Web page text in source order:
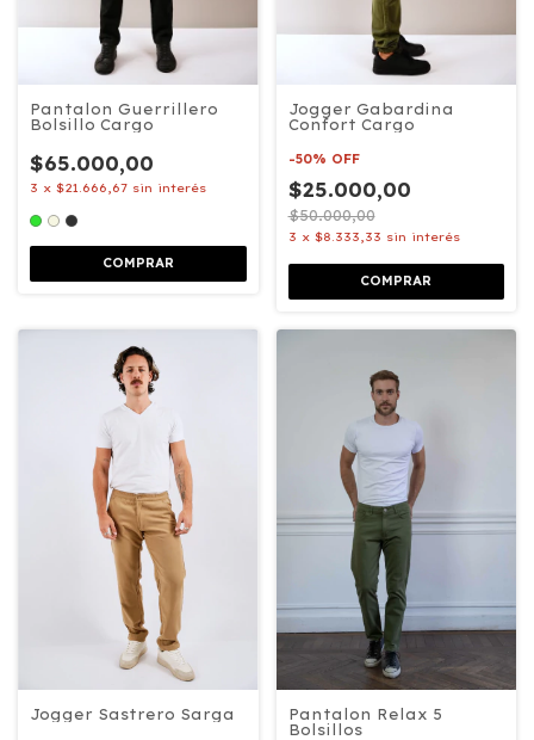
Pantalon Guerrillero
Bolsillo Cargo
$65.000,00
3 x $21.666,67 sin interés
COMPRAR
Jogger Gabardina
Confort Cargo
-50% OFF
$25.000,00
$50.000,00
3 x $8.333,33 sin interés
COMPRAR
Jogger Sastrero Sarga
Pantalon Relax 5
Bolsillos